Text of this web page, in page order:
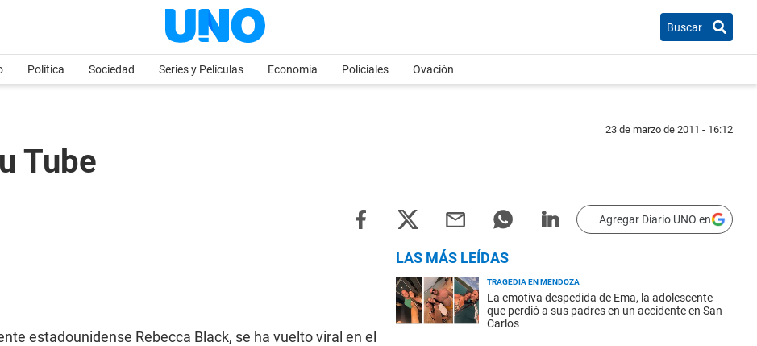
Buscar
Política Sociedad Series y Películas Economia Policiales Ovación
23 de marzo de 2011 - 16:12
Tube
Agregar Diario UNO en
estadounidense Rebecca Black, se ha vuelto viral en el
LAS MÁS LEÍDAS
TRAGEDIA EN MENDOZA
La emotiva despedida de Ema, la adolescente
que perdió a sus padres en un accidente en San
Carlos